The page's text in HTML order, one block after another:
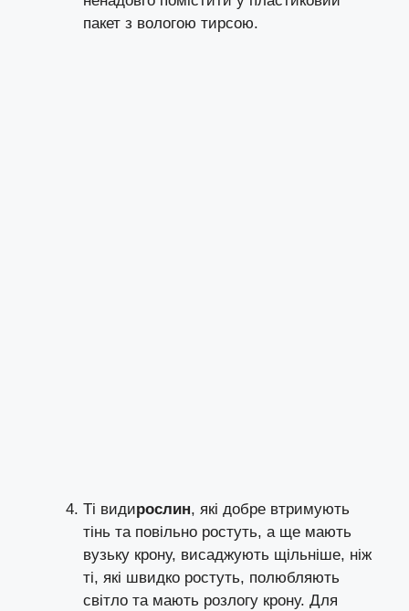
пакет з вологою тирсою.
Ті видирослин, які добре втримують
тінь та повільно ростуть, а ще мають
вузьку крону, висаджують щільніше, ніж
ті, які швидко ростуть, полюбляють
світло та мають розлогу крону. Для